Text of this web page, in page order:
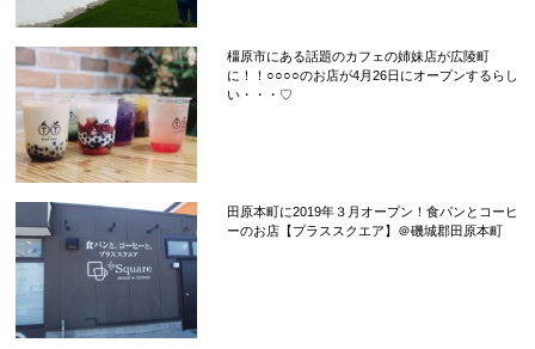
橿原市にある話題のカフェの姉妹店が広陵町
に！！○○○○のお店が4月26日にオープンするらし
い・・・♡
田原本町に2019年３月オープン！食パンとコーヒ
ーのお店【プラススクエア】＠磯城郡田原本町